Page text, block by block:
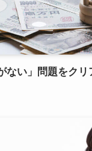
ない」問題をクリ